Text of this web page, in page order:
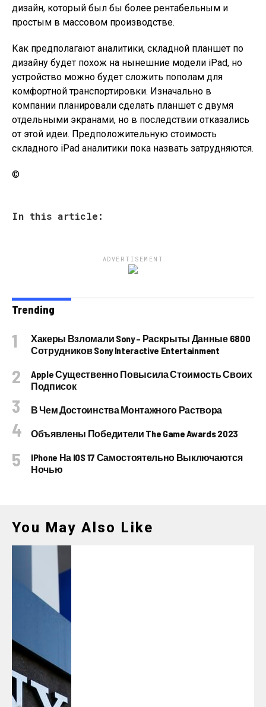
дизайн, который был бы более рентабельным и
простым в массовом производстве.
Как предполагают аналитики, складной планшет по
дизайну будет похож на нынешние модели iPad, но
устройство можно будет сложить пополам для
комфортной транспортировки. Изначально в
компании планировали сделать планшет с двумя
отдельными экранами, но в последствии отказались
от этой идеи. Предположительную стоимость
складного iPad аналитики пока назвать затрудняются.
©
In this article:
ADVERTISEMENT
Trending
Хакеры Взломали Sony – Раскрыты Данные 6800
Сотрудников Sony Interactive Entertainment
Apple Существенно Повысила Стоимость Своих
Подписок
В Чем Достоинства Монтажного Раствора
Объявлены Победители The Game Awards 2023
IPhone На IOS 17 Самостоятельно Выключаются
Ночью
You May Also Like